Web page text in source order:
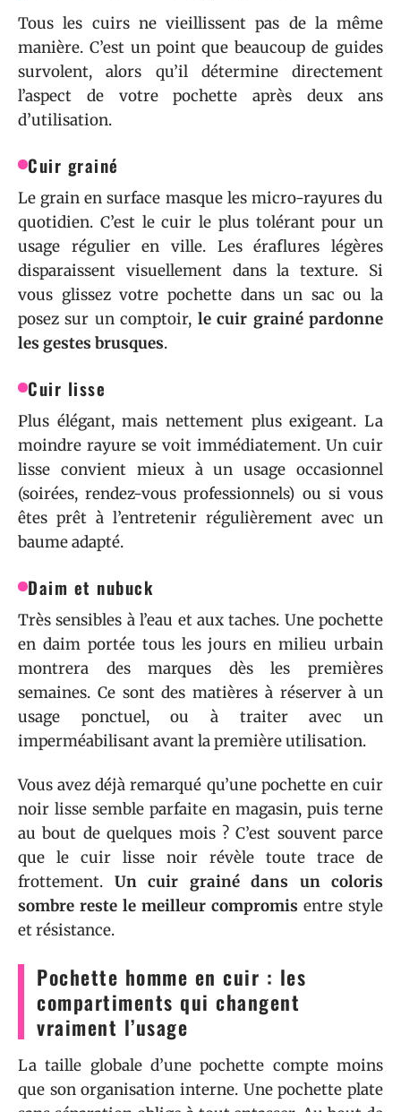
Tous les cuirs ne vieillissent pas de la même
manière. C’est un point que beaucoup de guides
survolent, alors qu’il détermine directement
l’aspect de votre pochette après deux ans
d’utilisation.
Cuir grainé
Le grain en surface masque les micro-rayures du
quotidien. C’est le cuir le plus tolérant pour un
usage régulier en ville. Les éraflures légères
disparaissent visuellement dans la texture. Si
vous glissez votre pochette dans un sac ou la
posez sur un comptoir, le cuir grainé pardonne
les gestes brusques.
Cuir lisse
Plus élégant, mais nettement plus exigeant. La
moindre rayure se voit immédiatement. Un cuir
lisse convient mieux à un usage occasionnel
(soirées, rendez-vous professionnels) ou si vous
êtes prêt à l’entretenir régulièrement avec un
baume adapté.
Daim et nubuck
Très sensibles à l’eau et aux taches. Une pochette
en daim portée tous les jours en milieu urbain
montrera des marques dès les premières
semaines. Ce sont des matières à réserver à un
usage ponctuel, ou à traiter avec un
imperméabilisant avant la première utilisation.
Vous avez déjà remarqué qu’une pochette en cuir
noir lisse semble parfaite en magasin, puis terne
au bout de quelques mois ? C’est souvent parce
que le cuir lisse noir révèle toute trace de
frottement. Un cuir grainé dans un coloris
sombre reste le meilleur compromis entre style
et résistance.
Pochette homme en cuir : les
compartiments qui changent
vraiment l’usage
La taille globale d’une pochette compte moins
que son organisation interne. Une pochette plate